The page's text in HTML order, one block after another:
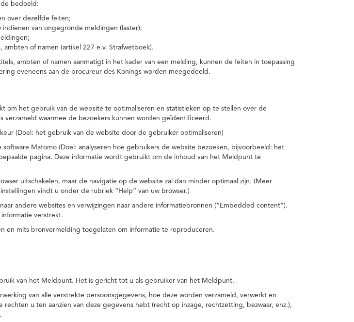
bedoeld:
over dezelfde feiten;
van ongegronde meldingen (laster);
of namen (artikel 227 e.v. Strafwetboek).
ambten of namen aanmatigt in het kader van een melding, kunnen de feiten in toepassing
eveneens aan de procureur des Konings worden meegedeeld.
om het gebruik van de website te optimaliseren en statistieken op te stellen over de
verzameld waarmee de bezoekers kunnen worden geïdentificeerd.
(Doel: het gebruik van de website door de gebruiker optimaliseren)
Matomo (Doel: analyseren hoe gebruikers de website bezoeken, bijvoorbeeld: het
pagina. Deze informatie wordt gebruikt om de inhoud van het Meldpunt te
uitschakelen, maar de navigatie op de website zal dan minder optimaal zijn. (Meer
vindt u onder de rubriek “Help” van uw browser.)
andere websites en verwijzingen naar andere informatiebronnen (“Embedded content”).
verstrekt.
en mits bronvermelding toegelaten om informatie te reproduceren.
van het Meldpunt. Het is gericht tot u als gebruiker van het Meldpunt.
van alle verstrekte persoonsgegevens, hoe deze worden verzameld, verwerkt en
u ten aanzien van deze gegevens hebt (recht op inzage, rechtzetting, bezwaar, enz.),